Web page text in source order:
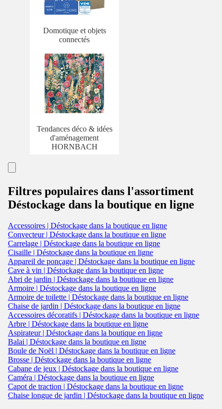
Domotique et objets
connectés
Tendances déco & idées
d'aménagement
HORNBACH
Filtres populaires dans l'assortiment
Déstockage dans la boutique en ligne
Accessoires | Déstockage dans la boutique en ligne
Convecteur | Déstockage dans la boutique en ligne
Carrelage | Déstockage dans la boutique en ligne
Cisaille | Déstockage dans la boutique en ligne
Appareil de ponçage | Déstockage dans la boutique en ligne
Cave à vin | Déstockage dans la boutique en ligne
Abri de jardin | Déstockage dans la boutique en ligne
Armoire | Déstockage dans la boutique en ligne
Armoire de toilette | Déstockage dans la boutique en ligne
Chaise de jardin | Déstockage dans la boutique en ligne
Accessoires décoratifs | Déstockage dans la boutique en ligne
Arbre | Déstockage dans la boutique en ligne
Aspirateur | Déstockage dans la boutique en ligne
Balai | Déstockage dans la boutique en ligne
Boule de Noël | Déstockage dans la boutique en ligne
Brosse | Déstockage dans la boutique en ligne
Cabane de jeux | Déstockage dans la boutique en ligne
Caméra | Déstockage dans la boutique en ligne
Capot de traction | Déstockage dans la boutique en ligne
Chaise longue de jardin | Déstockage dans la boutique en ligne